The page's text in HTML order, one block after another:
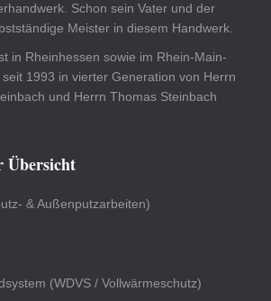
Schon sein Vater und der
Meister in diesem Handwerk.
in Rheinhessen sowie im Rhein-Main-
1993 in vierter Generation von Herrn
und Herrn Thomas Steinbach
Übersicht
& Außenputzarbeiten)
(WDVS / Vollwärmeschutz)